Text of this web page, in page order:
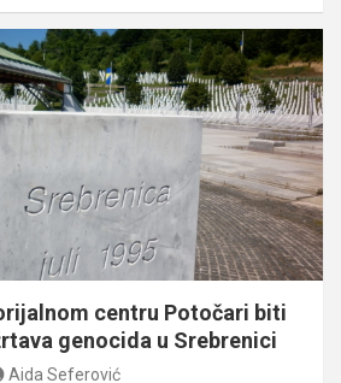
centru Potočari biti
genocida u Srebrenici
Aida Seferović